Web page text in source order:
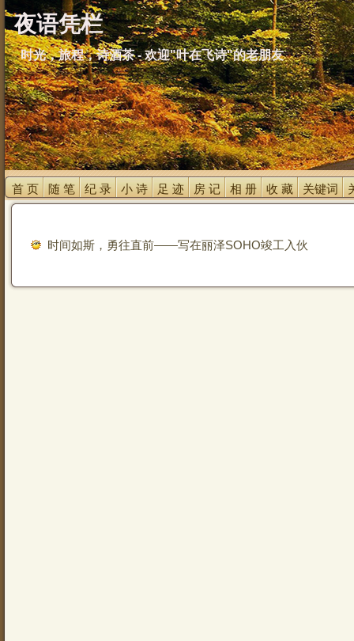
夜语凭栏
时光，旅程，诗酒茶 - 欢迎"叶在飞诗"的老朋友
首 页 随 笔 纪 录 小 诗 足 迹 房 记 相 册 收 藏 关键词
时间如斯，勇往直前——写在丽泽SOHO竣工入伙